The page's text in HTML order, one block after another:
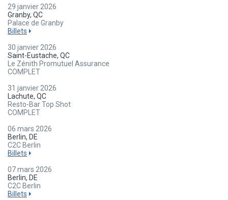
29 janvier 2026
Granby, QC
Palace de Granby
Billets
30 janvier 2026
Saint-Eustache, QC
Le Zénith Promutuel Assurance
COMPLET
31 janvier 2026
Lachute, QC
Resto-Bar Top Shot
COMPLET
06 mars 2026
Berlin, DE
C2C Berlin
Billets
07 mars 2026
Berlin, DE
C2C Berlin
Billets